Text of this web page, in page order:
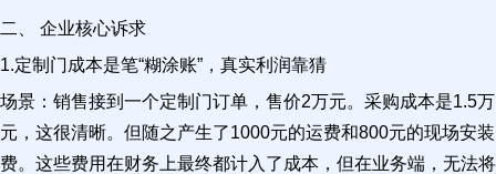
二、 企业核心诉求
1.定制门成本是笔“糊涂账”，真实利润靠猜
场景：销售接到一个定制门订单，售价2万元。采购成本是1.5万
元，这很清晰。但随之产生了1000元的运费和800元的现场安装
费。这些费用在财务上最终都计入了成本，但在业务端，无法将